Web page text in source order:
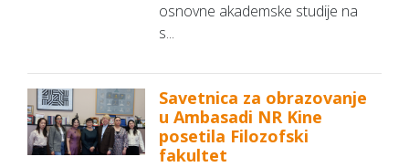
osnovne akademske studije na
s...
Savetnica za obrazovanje
u Ambasadi NR Kine
posetila Filozofski
fakultet